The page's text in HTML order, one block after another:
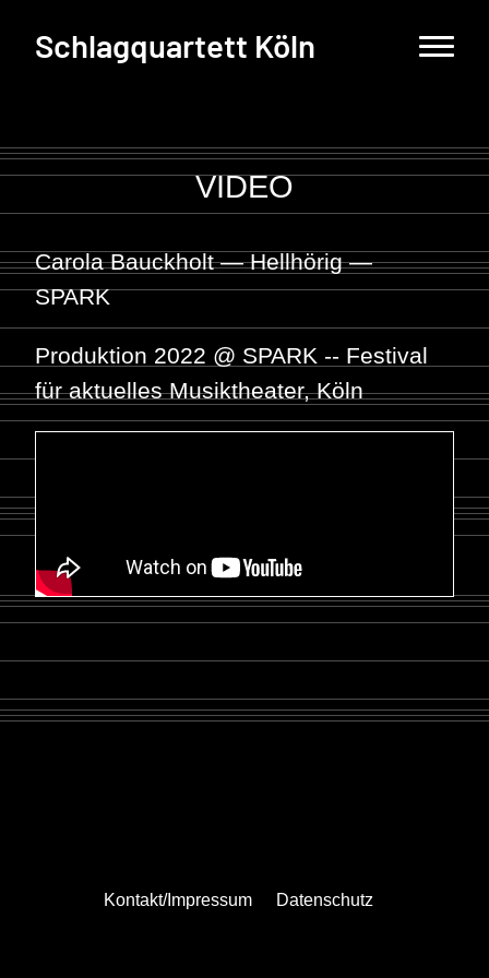
Schlagquartett Köln
VIDEO
Carola Bauckholt — Hellhörig —
SPARK
Produktion 2022 @ SPARK -- Festival
für aktuelles Musiktheater, Köln
Kontakt/Impressum Datenschutz